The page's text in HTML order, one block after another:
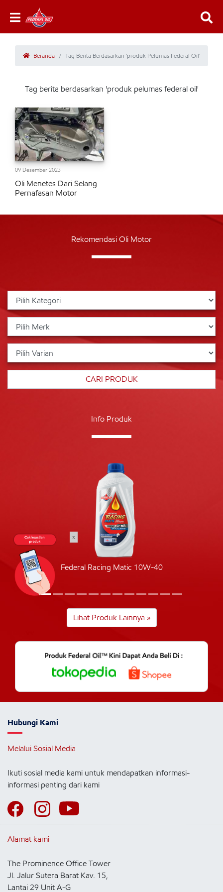
Beranda Tag Berita Berdasarkan 'produk Pelumas Federal Oil'
Tag berita berdasarkan 'produk pelumas federal oil'
09 Desember 2023
Oli Menetes Dari Selang
Pernafasan Motor
Rekomendasi Oli Motor
Info Produk
Federal Racing Matic 10W-40
Lihat Produk Lainnya »
Hubungi Kami
Melalui Sosial Media
Ikuti sosial media kami untuk mendapatkan informasi-
informasi penting dari kami
Alamat kami
The Prominence Office Tower
Jl. Jalur Sutera Barat Kav. 15,
Lantai 29 Unit A-G
x